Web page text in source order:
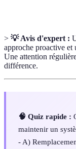
> 💡 Avis d'expert :
approche proactive et
Une attention
différence.
🧠 Quiz rapide :
maintenir un
- A)